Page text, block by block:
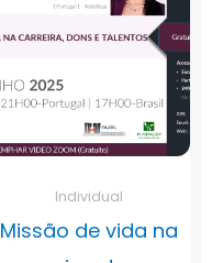
Individual
Missão de vida na